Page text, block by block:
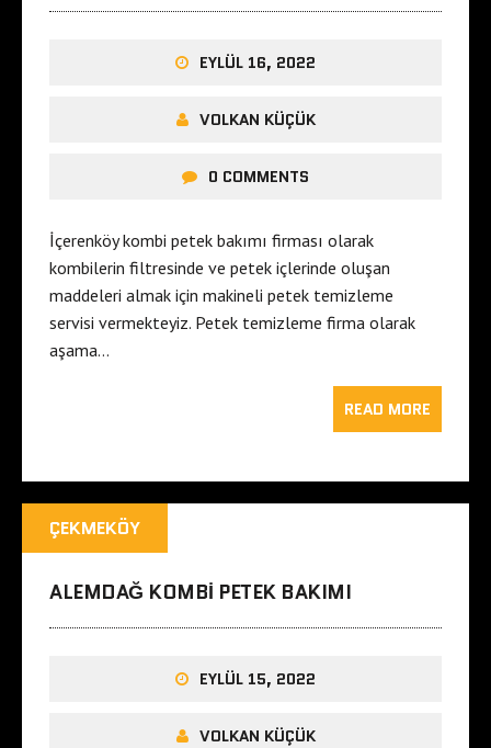
EYLÜL 16, 2022
VOLKAN KÜÇÜK
0 COMMENTS
İçerenköy kombi petek bakımı firması olarak
kombilerin filtresinde ve petek içlerinde oluşan
maddeleri almak için makineli petek temizleme
servisi vermekteyiz. Petek temizleme firma olarak
aşama…
READ MORE
ÇEKMEKÖY
ALEMDAĞ KOMBI PETEK BAKIMI
EYLÜL 15, 2022
VOLKAN KÜÇÜK